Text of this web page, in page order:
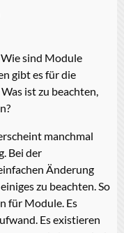
sind Module
gibt es für die
ist zu beachten,
manchmal
Bei der
Änderung
zu beachten. So
für Module. Es
Es existieren